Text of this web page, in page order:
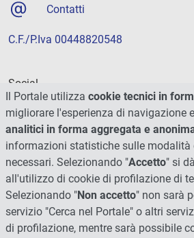
Contatti
C.F./P.Iva 00448820548
Social
Il Portale utilizza cookie tecnici in
migliorare l'esperienza di navigazione e
analitici in forma aggregata e
informazioni statistiche sulle modalità
necessari. Selezionando "Accetto" si
all'utilizzo di cookie di profilazione di
Selezionando "Non accetto" non sarà
servizio "Cerca nel Portale" o altri
di profilazione, mentre sarà possibile